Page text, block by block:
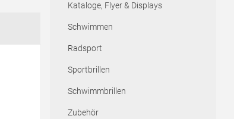
Kataloge, Flyer & Displays
Schwimmen
Radsport
Sportbrillen
Schwimmbrillen
Zubehör